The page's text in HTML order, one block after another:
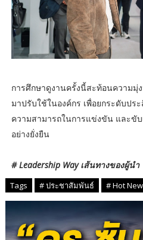
การศึกษาดูงานครั้งนี้สะท้อนความมุ่
มาปรับใช้ในองค์กร เพื่อยกระดับปร
ความสามารถในการแข่งขัน และขั
อย่างยั่งยืน
# Leadership Way เส้นทางของผู้นำ
Tags # ประชาสัมพันธ์ # Hot